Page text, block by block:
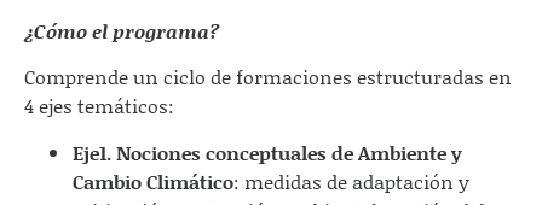
¿Cómo el programa?
Comprende un ciclo de formaciones estructuradas en
4 ejes temáticos:
Eje1. Nociones conceptuales de Ambiente y
Cambio Climático: medidas de adaptación y